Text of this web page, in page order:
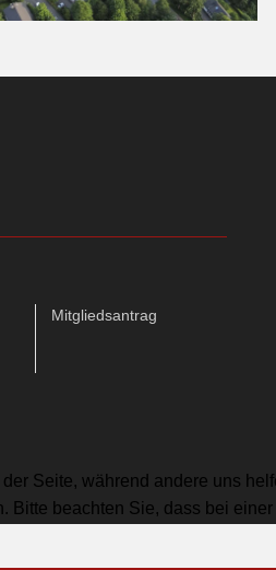
Mitgliedsantrag
Seite, während andere uns
beachten Sie, dass bei